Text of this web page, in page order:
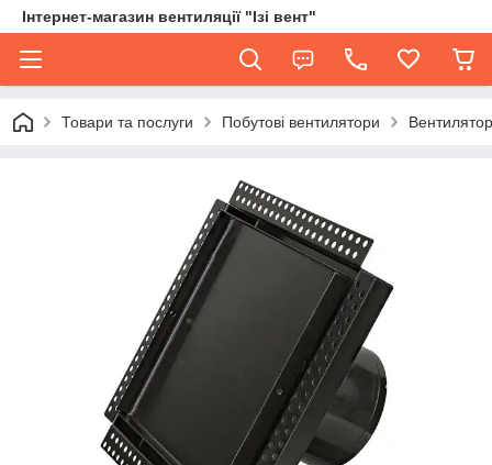
Інтернет-магазин вентиляції "Ізі вент"
Товари та послуги Побутові вентилятори